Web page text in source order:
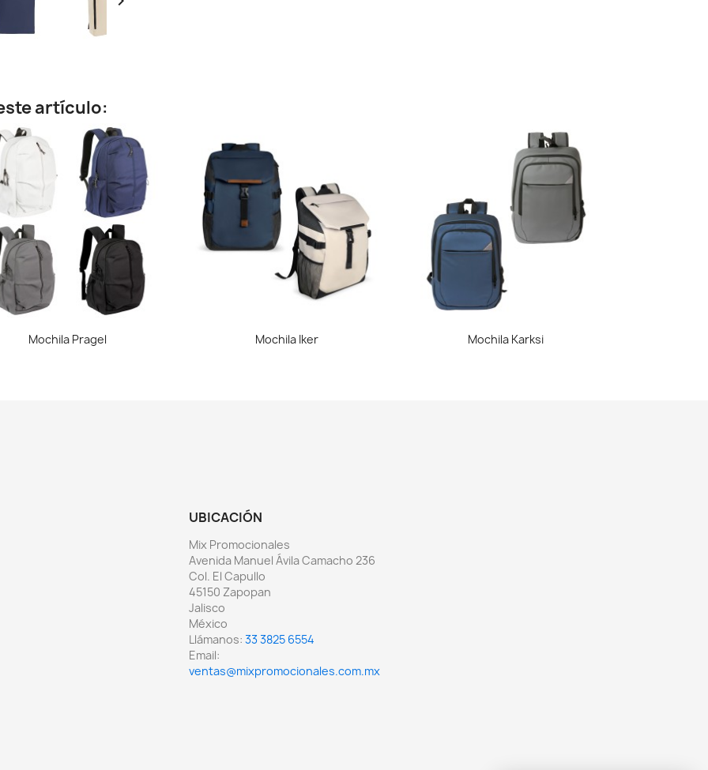
artículo:
Vista rápida
Mochila Pragel Vista rápida
Mochila Iker Vista rápida
Mochila Karksi
UBICACIÓN
Mix Promocionales
Avenida Manuel Ávila Camacho 236
Col. El Capullo
45150 Zapopan
Jalisco
México
Llámanos: 33 3825 6554
Email:
ventas@mixpromocionales.com.mx